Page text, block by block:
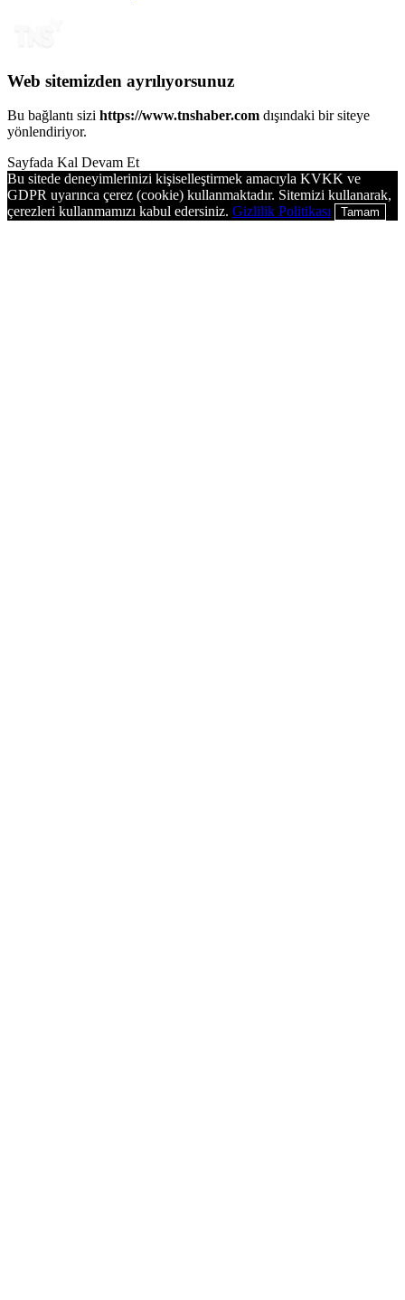
Web sitemizden ayrılıyorsunuz
Bu bağlantı sizi https://www.tnshaber.com dışındaki bir siteye
yönlendiriyor.
Sayfada Kal Devam Et
Bu sitede deneyimlerinizi kişiselleştirmek amacıyla KVKK ve
GDPR uyarınca çerez (cookie) kullanmaktadır. Sitemizi kullanarak,
çerezleri kullanmamızı kabul edersiniz. Gizlilik Politikası Tamam